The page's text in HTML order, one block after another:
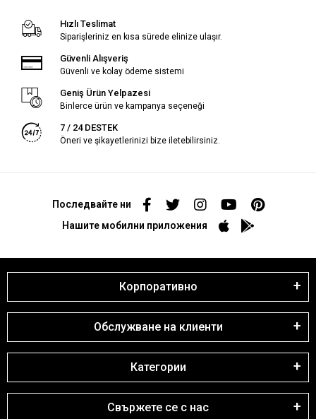
Hızlı Teslimat
Siparişleriniz en kısa sürede elinize ulaşır.
Güvenli Alışveriş
Güvenli ve kolay ödeme sistemi
Geniş Ürün Yelpazesi
Binlerce ürün ve kampanya seçeneği
7 / 24 DESTEK
Öneri ve şikayetlerinizi bize iletebilirsiniz.
Последвайте ни
Нашите мобилни приложения
Корпоративно
Обслужване на клиенти
Категории
Свържете се с нас